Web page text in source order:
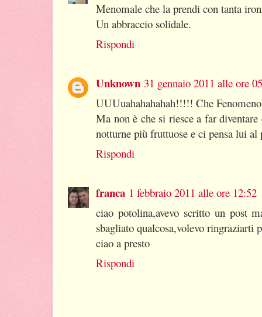
Menomale che la prendi con tanta
Un abbraccio solidale.
Rispondi
Unknown 31 gennaio 2011 alle ore
UUUuahahahahah!!!!! Che
Ma non è che si riesce a far
notturne più fruttuose e ci pensa lui al
Rispondi
franca 1 febbraio 2011 alle ore 12:52
ciao potolina,avevo scritto un post
sbagliato qualcosa,volevo ringraziarti
ciao a presto
Rispondi